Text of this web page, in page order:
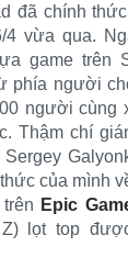
đã chính
4 vừa qua.
game trên
phía người
người cùng
Thậm chí
Sergey
của mình
Epic
lọt top